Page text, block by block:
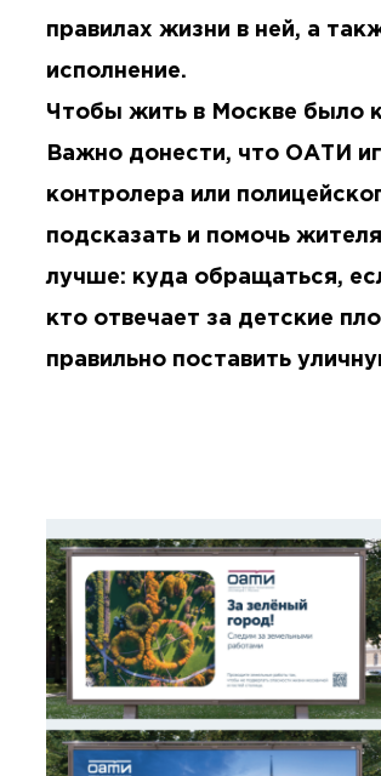
правилах жизни в ней, а
исполнение.
Чтобы жить в Москве было
Важно донести, что ОАТИ
контролера или
подсказать и помочь
лучше: куда обращаться,
кто отвечает за детские
правильно поставить